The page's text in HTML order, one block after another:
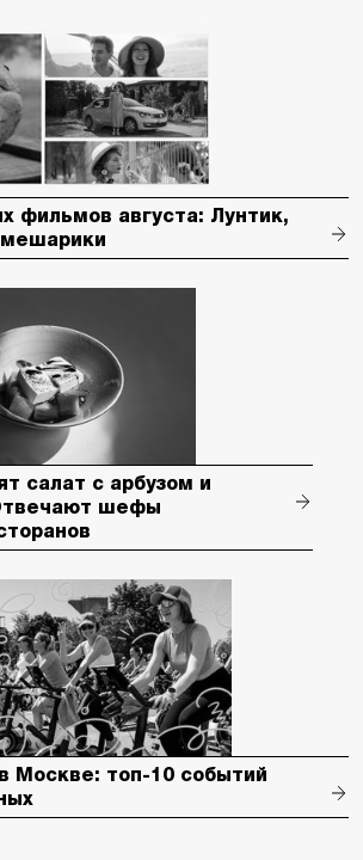
фильмов августа: Лунтик,
салат с арбузом и
шефы
Москве: топ-10 событий